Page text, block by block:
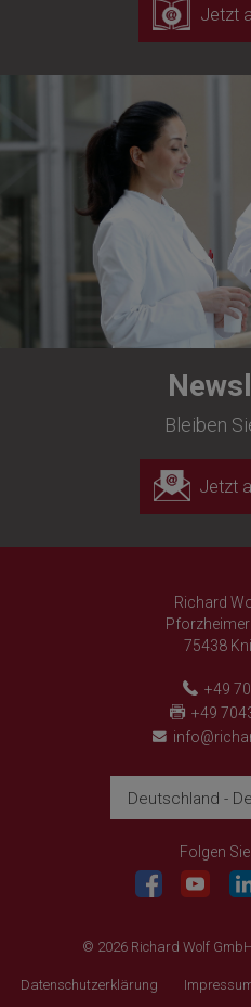
Jetzt
Bleiben
Jetzt
Richard
75438
+49
+49
Deutschland -
Folgen
© 2026 Richard Wolf
Datenschutzerklärung